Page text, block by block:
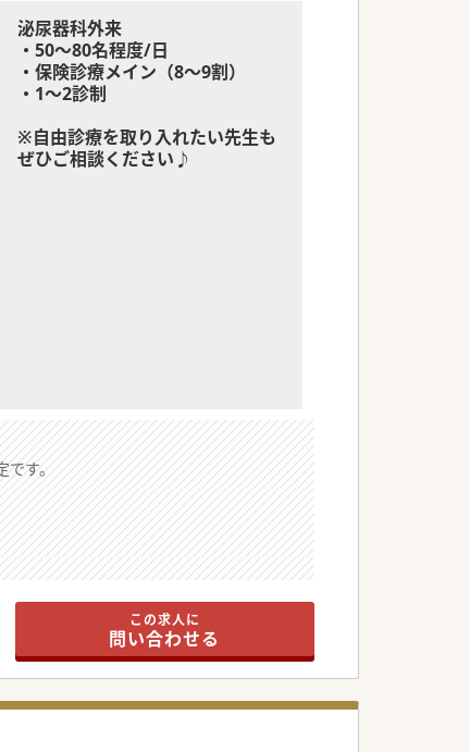
泌尿器科外来
・50～80名程度/日
・保険診療メイン（8～9割）
・1～2診制
※自由診療を取り入れたい先生も
ぜひご相談ください♪
です。
この求人に
問い合わせる